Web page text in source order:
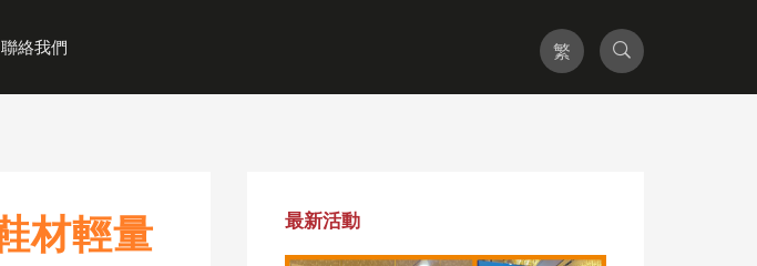
抗氧化劑 Everaox
反應型聚氨酯染料
®
客製化產品
交通&工程建設
運動休閒用品
聯絡我們 繁
材輕量
最新活動